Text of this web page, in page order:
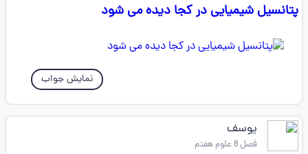
پتانسیل شیمیایی در کجا دیده می شود
نمایش جواب
یوسف
فصل 8 علوم هفتم